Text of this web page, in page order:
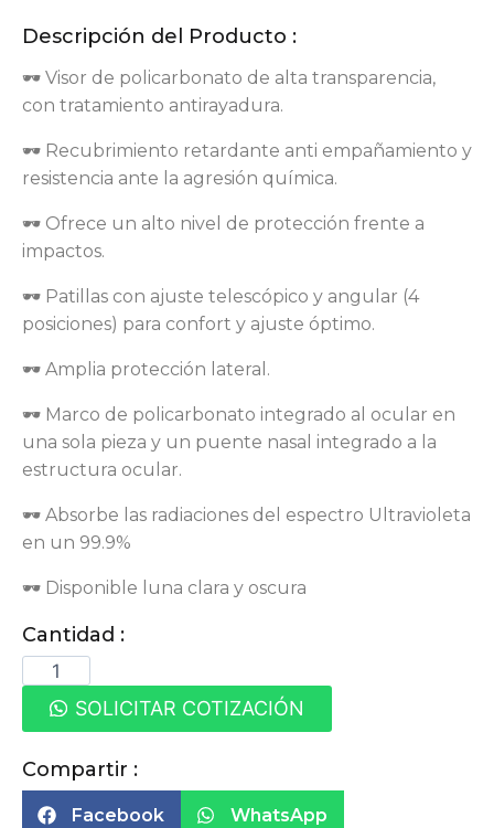
Descripción del Producto :
🕶 Visor de policarbonato de alta transparencia,
con tratamiento antirayadura.
🕶 Recubrimiento retardante anti empañamiento y
resistencia ante la agresión química.
🕶 Ofrece un alto nivel de protección frente a
impactos.
🕶 Patillas con ajuste telescópico y angular (4
posiciones) para confort y ajuste óptimo.
🕶 Amplia protección lateral.
🕶 Marco de policarbonato integrado al ocular en
una sola pieza y un puente nasal integrado a la
estructura ocular.
🕶 Absorbe las radiaciones del espectro Ultravioleta
en un 99.9%
🕶 Disponible luna clara y oscura
Cantidad :
SOLICITAR COTIZACIÓN
Compartir :
Facebook WhatsApp